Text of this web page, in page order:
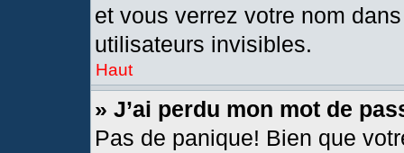
et vous verrez votre nom
utilisateurs invisibles.
Haut
» J’ai perdu mon mot de
Pas de panique! Bien que